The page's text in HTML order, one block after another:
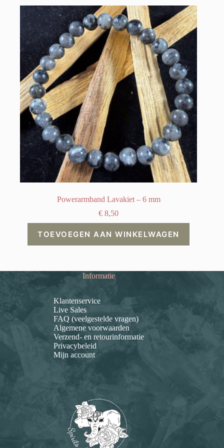
Powerarmband Lavakiet – 6 mm
€ 8,50
TOEVOEGEN AAN WINKELWAGEN
Informatie
Klantenservice
Live Sales
FAQ (veelgestelde vragen)
Algemene voorwaarden
Verzend- en retourinformatie
Privacybeleid
Mijn account